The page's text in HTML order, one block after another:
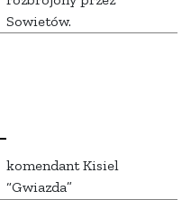
Sowietów.
komendant Kisiel
“Gwiazda”